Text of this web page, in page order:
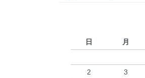
日
月
2
3